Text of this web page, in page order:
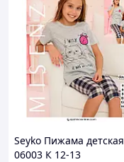
Seyko Пижама детская
06003 К 12-13